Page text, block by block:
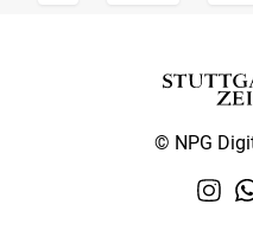
© NPG